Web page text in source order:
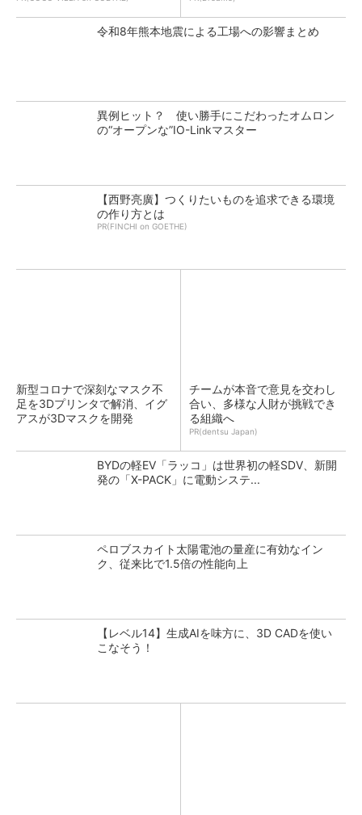
令和8年熊本地震による工場への影響まとめ
異例ヒット？ 使い勝手にこだわったオムロン
の“オープンな”IO-Linkマスター
【西野亮廣】つくりたいものを追求できる環境
の作り方とは
PR(FINCHI on GOETHE)
新型コロナで深刻なマスク不
足を3Dプリンタで解消、イグ
アスが3Dマスクを開発
チームが本音で意見を交わし
合い、多様な人財が挑戦でき
る組織へ
PR(dentsu Japan)
BYDの軽EV「ラッコ」は世界初の軽SDV、新開
発の「X-PACK」に電動システ...
ペロブスカイト太陽電池の量産に有効なイン
ク、従来比で1.5倍の性能向上
【レベル14】生成AIを味方に、3D CADを使い
こなそう！